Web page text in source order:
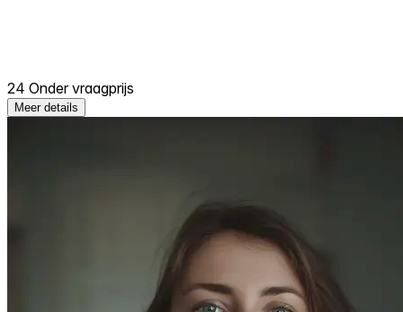
24 Onder vraagprijs
Meer details